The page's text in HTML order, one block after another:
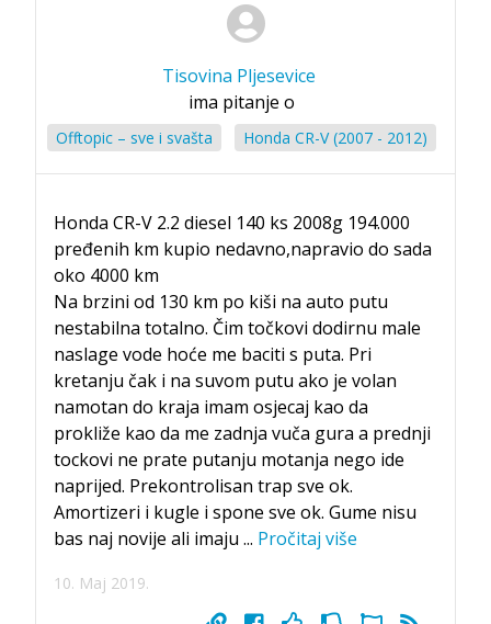
Tisovina Pljesevice
ima pitanje o
Offtopic – sve i svašta Honda CR-V (2007 - 2012)
Honda CR-V 2.2 diesel 140 ks 2008g 194.000
pređenih km kupio nedavno,napravio do sada
oko 4000 km
Na brzini od 130 km po kiši na auto putu
nestabilna totalno. Čim točkovi dodirnu male
naslage vode hoće me baciti s puta. Pri
kretanju čak i na suvom putu ako je volan
namotan do kraja imam osjecaj kao da
prokliže kao da me zadnja vuča gura a prednji
tockovi ne prate putanju motanja nego ide
naprijed. Prekontrolisan trap sve ok.
Amortizeri i kugle i spone sve ok. Gume nisu
bas naj novije ali imaju ... Pročitaj više
10. Maj 2019.